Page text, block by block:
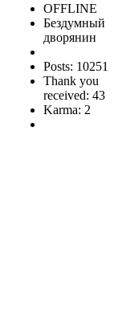
OFFLINE
Бездумный
дворянин
Posts: 10251
Thank you
received: 43
Karma: 2